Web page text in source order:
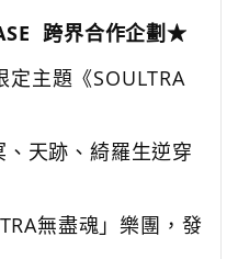
跨界合作企劃★
主題《SOULTRA
天跡、綺羅生逆穿
無盡魂」樂團，發